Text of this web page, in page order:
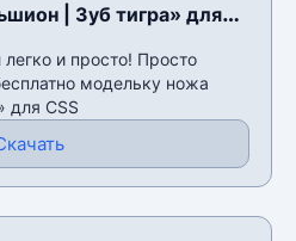
| Зуб тигра» для
и просто! Просто
модельку ножа
для CSS